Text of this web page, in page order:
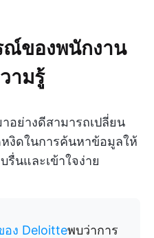
ณ์ของพนักงาน
ามรู้
อย่างดีสามารถเปลี่ยน
งิดในการค้นหาข้อมูลให้
รื่นและเข้าใจง่าย
อง Deloitteพบว่าการ